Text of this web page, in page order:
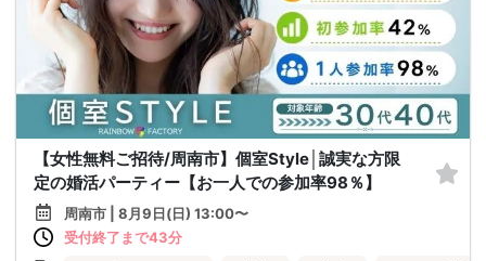
【女性無料ご招待/周南市】個室Style│誠実な方限
定の婚活パーティー【お一人での参加率98％】
周南市 | 8月9日(日) 13:00〜
受付終了まで43分